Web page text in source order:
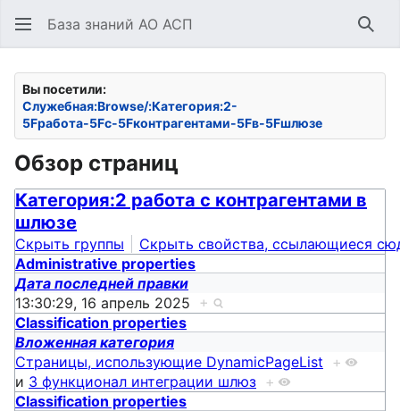
База знаний АО АСП
Вы посетили:
Служебная:Browse/:Категория:2-
5Fработа-5Fс-5Fконтрагентами-5Fв-5Fшлюзе
Обзор страниц
Категория:2 работа с контрагентами в
шлюзе
Скрыть группы
Скрыть свойства, ссылающиеся
Administrative properties
Дата последней правки
13:30:29, 16 апрель 2025 +
Classification properties
Вложенная категория
Страницы, использующие DynamicPageList +
и 3 функционал интеграции шлюз +
Classification properties